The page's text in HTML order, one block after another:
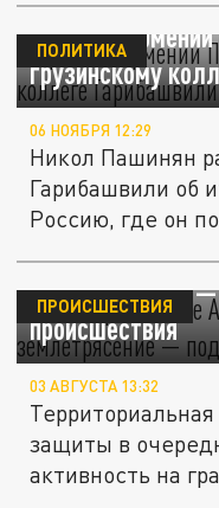
Премьер
грузинскому
ПОЛИТИКА
06 НОЯБРЯ 12:29
Никол Пашинян
Гарибашвили об
Россию, где он
На северо-
землетрясение
происшествия
ПРОИСШЕСТВИЯ
03 АВГУСТА 13:32
защиты в
активность на